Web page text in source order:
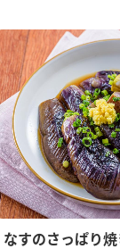
なすのさっぱり